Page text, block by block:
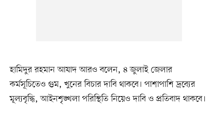
হামিদুর রহমান আযাদ আরও বলেন, ৪ জুলাই জেলার
কর্মসূচিতেও গুম, খুনের বিচার দাবি থাকবে। পাশাপাশি দ্রব্যের
মূল্যবৃদ্ধি, আইনশৃঙ্খলা পরিস্থিতি নিয়েও দাবি ও প্রতিবাদ থাকবে।